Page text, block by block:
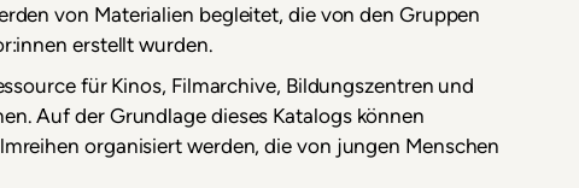
von Materialien begleitet, die von den Gruppen
erstellt wurden.
für Kinos, Filmarchive, Bildungszentren und
Auf der Grundlage dieses Katalogs können
organisiert werden, die von jungen Menschen